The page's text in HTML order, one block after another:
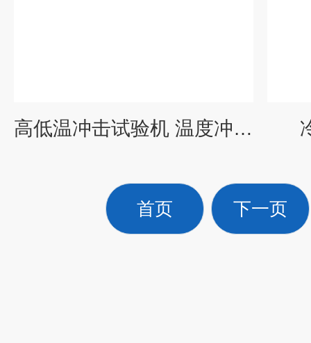
高低温冲击试验机 温度冲击测试机
首页 下一页